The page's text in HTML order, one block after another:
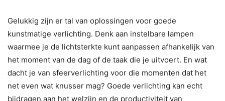
Gelukkig zijn er tal van oplossingen voor goede
kunstmatige verlichting. Denk aan instelbare lampen
waarmee je de lichtsterkte kunt aanpassen afhankelijk van
het moment van de dag of de taak die je uitvoert. En wat
dacht je van sfeerverlichting voor die momenten dat het
net even wat knusser mag? Goede verlichting kan echt
bijdragen aan het welzijn en de productiviteit van